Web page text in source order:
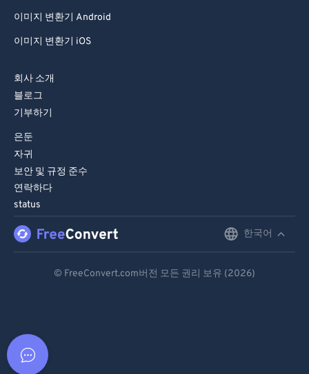
이미지 변환기 Android
이미지 변환기 iOS
회사 소개
블로그
기부하기
은둔
자귀
보안 및 규정 준수
연락하다
status
한국어
© FreeConvert.com버전 모든 권리 보유 (2026)